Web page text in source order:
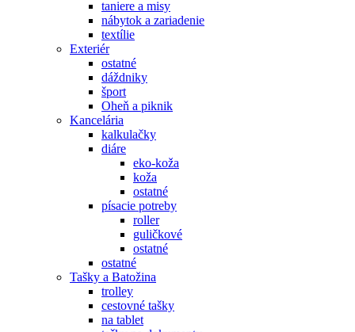
taniere a misy
nábytok a zariadenie
textílie
Exteriér
ostatné
dáždniky
šport
Oheň a piknik
Kancelária
kalkulačky
diáre
eko-koža
koža
ostatné
písacie potreby
roller
guličkové
ostatné
ostatné
Tašky a Batožina
trolley
cestovné tašky
na tablet